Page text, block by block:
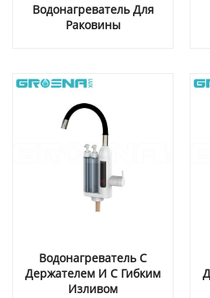
Водонагреватель Для
Раковины
Водонагреватель С
Держателем И С Гибким
Изливом